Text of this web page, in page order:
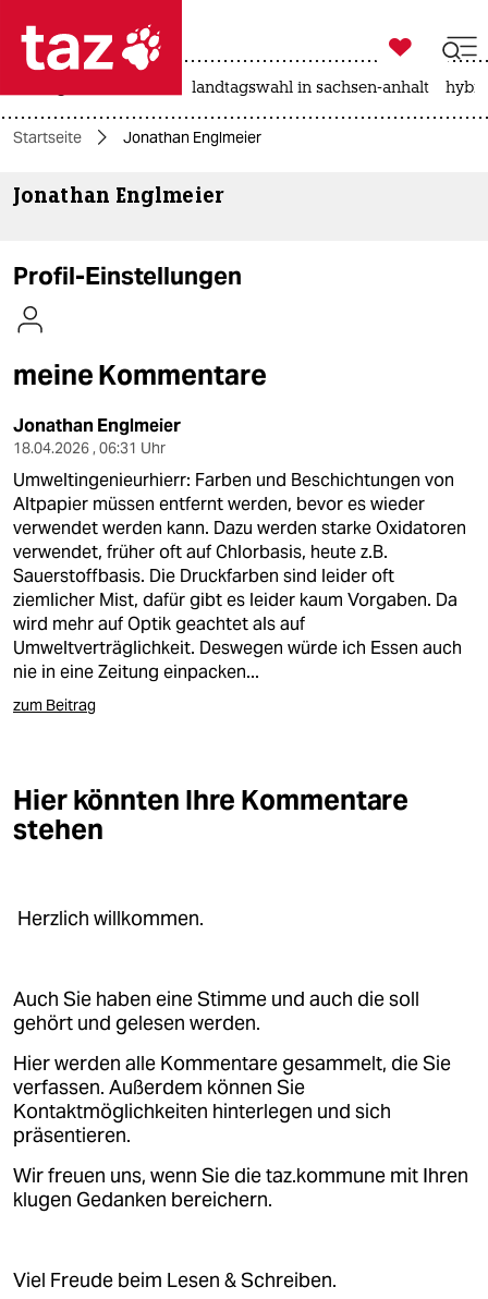
 taz zahl ich
taz zahl ich
themen
kultur
sport
berlin
nord
wahrheit
verlag
verlag
fragen & hilfe

taz zahl ich
landtagswahl in sachsen-anhalt
Startseite Jonathan Englmeier
Jonathan Englmeier
Profil-Einstellungen
meine Kommentare
Jonathan Englmeier
18.04.2026 , 06:31 Uhr
Umweltingenieurhierr: Farben und Beschichtungen von
Altpapier müssen entfernt werden, bevor es wieder
verwendet werden kann. Dazu werden starke Oxidatoren
verwendet, früher oft auf Chlorbasis, heute z.B.
Sauerstoffbasis. Die Druckfarben sind leider oft
ziemlicher Mist, dafür gibt es leider kaum Vorgaben. Da
wird mehr auf Optik geachtet als auf
Umweltverträglichkeit. Deswegen würde ich Essen auch
nie in eine Zeitung einpacken...
zum Beitrag
Hier könnten Ihre Kommentare
stehen
Herzlich willkommen.
Auch Sie haben eine Stimme und auch die soll
gehört und gelesen werden.
Hier werden alle Kommentare gesammelt, die Sie
verfassen. Außerdem können Sie
Kontaktmöglichkeiten hinterlegen und sich
präsentieren.
Wir freuen uns, wenn Sie die taz.kommune mit Ihren
klugen Gedanken bereichern.
Viel Freude beim Lesen & Schreiben.